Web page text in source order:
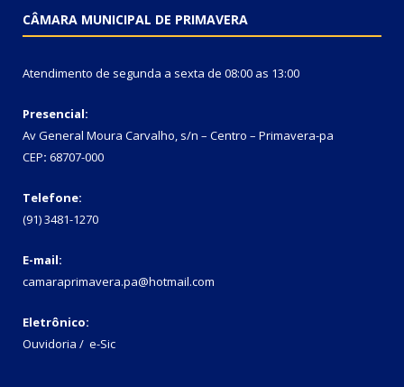
CÂMARA MUNICIPAL DE PRIMAVERA
Atendimento de segunda a sexta de 08:00 as 13:00
Presencial:
Av General Moura Carvalho, s/n – Centro – Primavera-pa
CEP: 68707-000
Telefone:
(91) 3481-1270
E-mail:
camaraprimavera.pa@hotmail.com
Eletrônico:
Ouvidoria / e-Sic